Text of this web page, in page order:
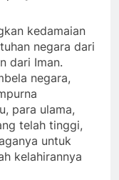
kedamaian
negara dari
dari Iman.
negara,
para ulama,
telah tinggi,
untuk
kelahirannya